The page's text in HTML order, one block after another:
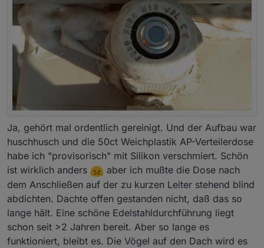
Ja, gehört mal ordentlich gereinigt. Und der Aufbau war
huschhusch und die 50ct Weichplastik AP-Verteilerdose
habe ich "provisorisch" mit Silikon verschmiert. Schön
ist wirklich anders
aber ich mußte die Dose nach
dem Anschließen auf der zu kurzen Leiter stehend blind
abdichten. Dachte offen gestanden nicht, daß das so
lange hält. Eine schöne Edelstahldurchführung liegt
schon seit >2 Jahren bereit. Aber so lange es
funktioniert, bleibt es. Die Vögel auf den Dach wird es